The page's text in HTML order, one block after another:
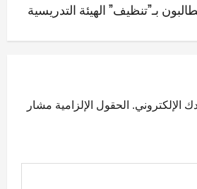
بـ”تنظيف” الهيئة التدريسية
الإلكتروني. الحقول الإلزامية مشار